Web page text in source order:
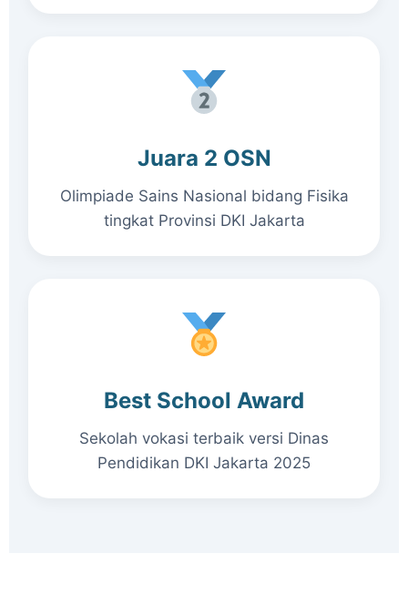
Juara 2 OSN
Olimpiade Sains Nasional bidang Fisika
tingkat Provinsi DKI Jakarta
Best School Award
Sekolah vokasi terbaik versi Dinas
Pendidikan DKI Jakarta 2025